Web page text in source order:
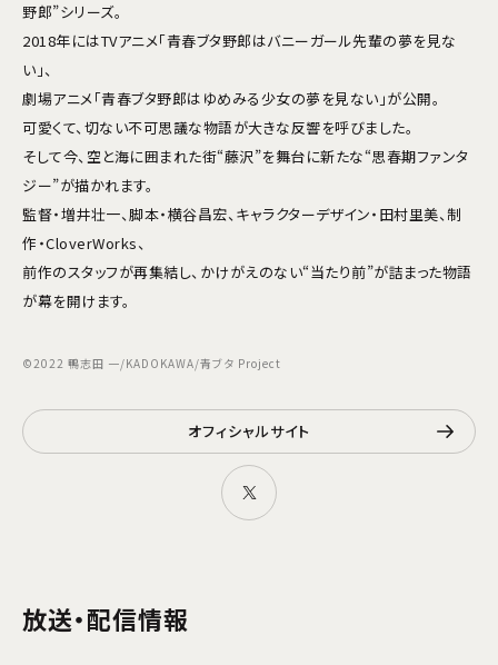
野郎”シリーズ。
2018年にはTVアニメ「青春ブタ野郎はバニーガール先輩の夢を見な
い」、
劇場アニメ「青春ブタ野郎はゆめみる少女の夢を見ない」が公開。
可愛くて、切ない不可思議な物語が大きな反響を呼びました。
そして今、空と海に囲まれた街“藤沢”を舞台に新たな“思春期ファンタ
ジー”が描かれます。
監督・増井壮一、脚本・横谷昌宏、キャラクターデザイン・田村里美、制
作・CloverWorks、
前作のスタッフが再集結し、かけがえのない“当たり前”が詰まった物語
が幕を開けます。
©2022 鴨志田 一/KADOKAWA/青ブタ Project
オフィシャルサイト
放送・配信情報